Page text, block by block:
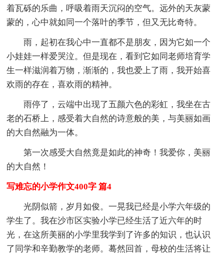
着瓦砾的乐曲，呼吸着雨天沉闷的空气。远外的天灰蒙
蒙的，心中就如同一个落叶的季节，但又无比奇特。
雨，起初在我心中一直都不是朋友，因为它如一个
小娃娃一样爱哭泣。但是现在，看到它如同老师培育学
生一样滋润着万物，渐渐的，我也爱上了雨，我开始喜
欢雨的存在，喜欢雨的精神。
雨停了，云端中出现了五颜六色的彩虹，我坐在古
老的石桥上，感受着大自然的诗意般的美，与美丽如画
的大自然融为一体。
第一次感受大自然竟是如此的神奇！我爱你，美丽
的大自然！
写难忘的小学作文400字 篇4
光阴似箭，岁月如俊。一晃我已经是小学六年级的
学生了。我在沙市区实验小学已经生活了近六年的时
光，在这所美丽的小学里我学到了许多的知识，也认识
了同学和辛勤教学的老师。蓦然回首，母校的生活将让